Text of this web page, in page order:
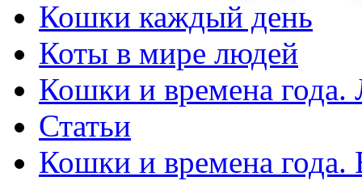
Кошки каждый день
Коты в мире людей
Кошки и времена года.
Статьи
Кошки и времена года.